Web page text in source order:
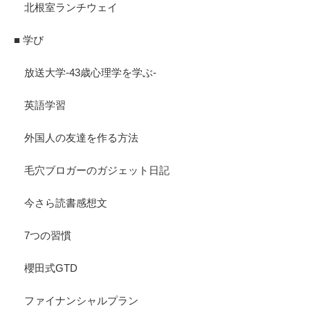
北根室ランチウェイ
■ 学び
放送大学-43歳心理学を学ぶ-
英語学習
外国人の友達を作る方法
毛穴ブロガーのガジェット日記
今さら読書感想文
7つの習慣
櫻田式GTD
ファイナンシャルプラン